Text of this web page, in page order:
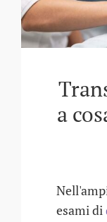
a
esami di